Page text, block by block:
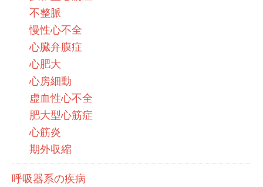
不整脈
慢性心不全
心臓弁膜症
心肥大
心房細動
虚血性心不全
肥大型心筋症
心筋炎
期外収縮
呼吸器系の疾病